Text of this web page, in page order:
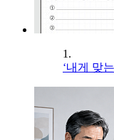
1.
‘내게 맞